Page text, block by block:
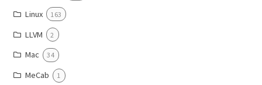
Linux 163
LLVM 2
Mac 34
MeCab 1